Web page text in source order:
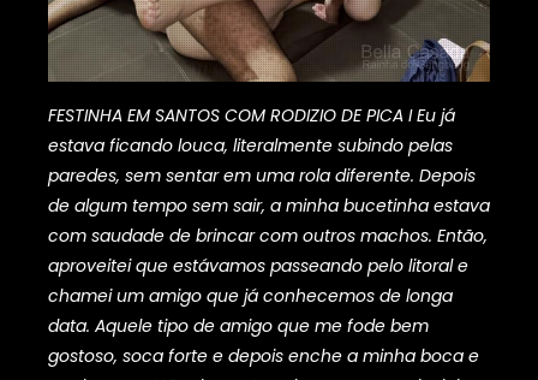
FESTINHA EM SANTOS COM RODIZIO DE PICA I Eu já
estava ficando louca, literalmente subindo pelas
paredes, sem sentar em uma rola diferente. Depois
de algum tempo sem sair, a minha bucetinha estava
com saudade de brincar com outros machos. Então,
aproveitei que estávamos passeando pelo litoral e
chamei um amigo que já conhecemos de longa
data. Aquele tipo de amigo que me fode bem
gostoso, soca forte e depois enche a minha boca e